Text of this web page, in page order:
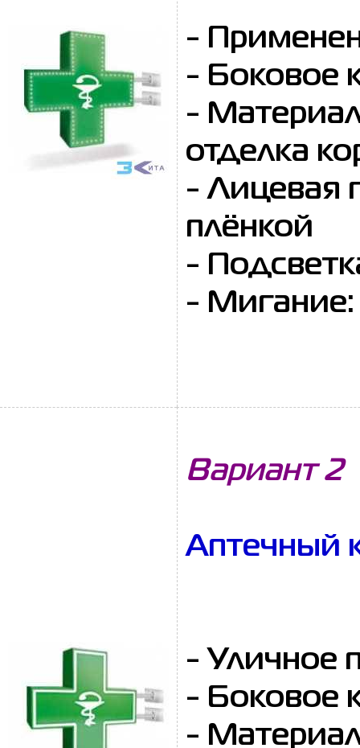
-
- Боковое
-
отделка
- Лицевая
плёнкой
-
- Мигание:
Вариант 2
Аптечный
- Уличное
- Боковое
-